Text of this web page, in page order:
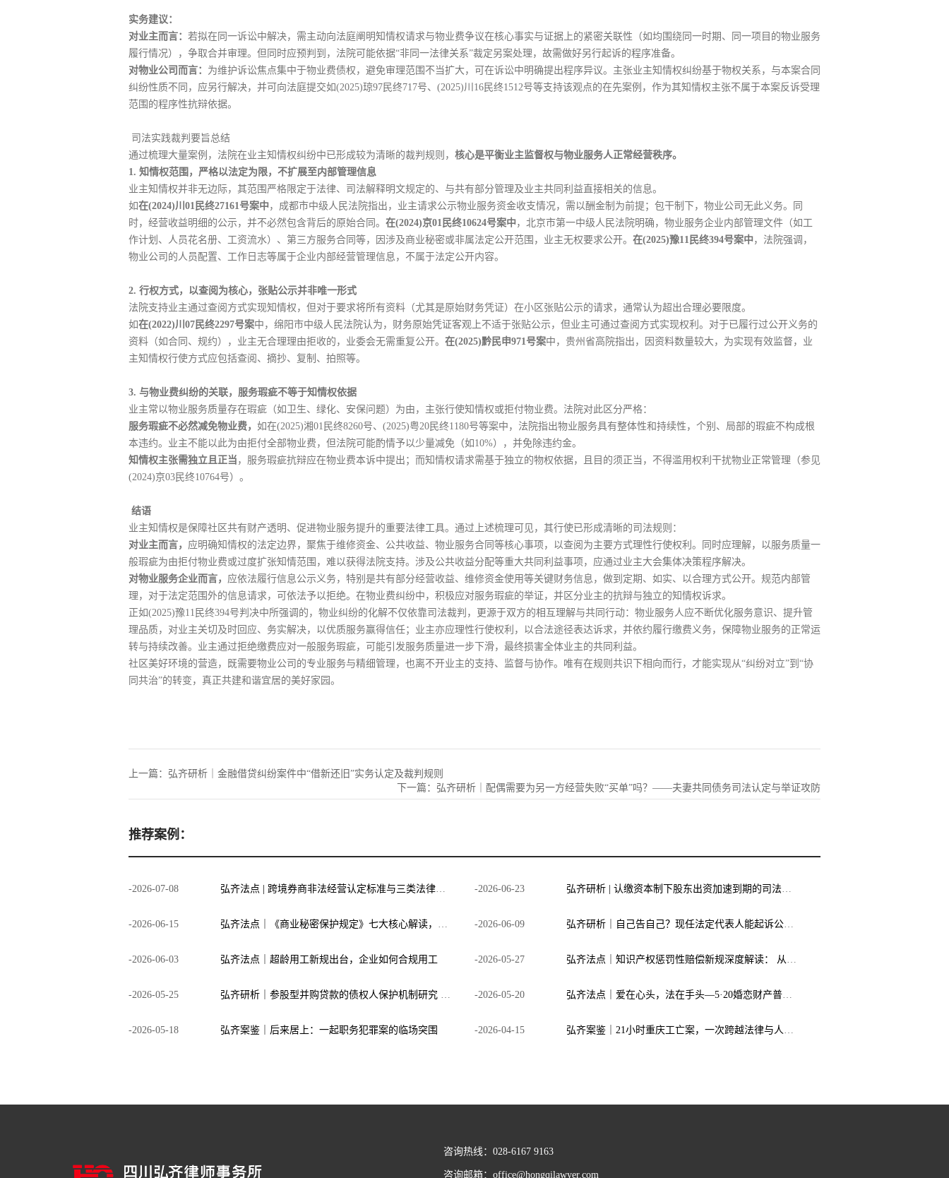
实务建议：
对业主而言： 若拟在同一诉讼中解决，需主动向法庭阐明知情权请求与物业费争议在核心事实与证据上的紧密关联性（如均围绕同一时期、同一项目的物业服务
履行情况），争取合并审理。但同时应预判到，法院可能依据“非同一法律关系”裁定另案处理，故需做好另行起诉的程序准备。
对物业公司而言： 为维护诉讼焦点集中于物业费债权，避免审理范围不当扩大，可在诉讼中明确提出程序异议。主张业主知情权纠纷基于物权关系，与本案合同
纠纷性质不同，应另行解决，并可向法庭提交如(2025)琼97民终717号、(2025)川16民终1512号等支持该观点的在先案例，作为其知情权主张不属于本案反诉受理
范围的程序性抗辩依据。
司法实践裁判要旨总结
通过梳理大量案例，法院在业主知情权纠纷中已形成较为清晰的裁判规则， 核心是平衡业主监督权与物业服务人正常经营秩序。
1. 知情权范围，严格以法定为限，不扩展至内部管理信息
业主知情权并非无边际，其范围严格限定于法律、司法解释明文规定的、与共有部分管理及业主共同利益直接相关的信息。
如在(2024)川01民终27161号案中，成都市中级人民法院指出，业主请求公示物业服务资金收支情况，需以酬金制为前提；包干制下，物业公司无此义务。同
时，经营收益明细的公示，并不必然包含背后的原始合同。 在(2024)京01民终10624号案中，北京市第一中级人民法院明确，物业服务企业内部管理文件（如工
作计划、人员花名册、工资流水）、第三方服务合同等，因涉及商业秘密或非属法定公开范围，业主无权要求公开。 在(2025)豫11民终394号案中，法院强调，
物业公司的人员配置、工作日志等属于企业内部经营管理信息，不属于法定公开内容。
2. 行权方式，以查阅为核心，张贴公示并非唯一形式
法院支持业主通过查阅方式实现知情权，但对于要求将所有资料（尤其是原始财务凭证）在小区张贴公示的请求，通常认为超出合理必要限度。
如在(2022)川07民终2297号案中，绵阳市中级人民法院认为，财务原始凭证客观上不适于张贴公示，但业主可通过查阅方式实现权利。对于已履行过公开义务的
资料（如合同、规约），业主无合理理由拒收的，业委会无需重复公开。 在(2025)黔民申971号案中，贵州省高院指出，因资料数量较大，为实现有效监督，业
主知情权行使方式应包括查阅、摘抄、复制、拍照等。
3. 与物业费纠纷的关联，服务瑕疵不等于知情权依据
业主常以物业服务质量存在瑕疵（如卫生、绿化、安保问题）为由，主张行使知情权或拒付物业费。法院对此区分严格：
服务瑕疵不必然减免物业费， 如在(2025)湘01民终8260号、(2025)粤20民终1180号等案中，法院指出物业服务具有整体性和持续性，个别、局部的瑕疵不构成根
本违约。业主不能以此为由拒付全部物业费，但法院可能酌情予以少量减免（如10%），并免除违约金。
知情权主张需独立且正当 ，服务瑕疵抗辩应在物业费本诉中提出；而知情权请求需基于独立的物权依据，且目的须正当，不得滥用权利干扰物业正常管理（参见
(2024)京03民终10764号）。
结语
业主知情权是保障社区共有财产透明、促进物业服务提升的重要法律工具。通过上述梳理可见，其行使已形成清晰的司法规则：
对业主而言， 应明确知情权的法定边界，聚焦于维修资金、公共收益、物业服务合同等核心事项，以查阅为主要方式理性行使权利。同时应理解，以服务质量一
般瑕疵为由拒付物业费或过度扩张知情范围，难以获得法院支持。涉及公共收益分配等重大共同利益事项，应通过业主大会集体决策程序解决。
对物业服务企业而言， 应依法履行信息公示义务，特别是共有部分经营收益、维修资金使用等关键财务信息，做到定期、如实、以合理方式公开。规范内部管
理，对于法定范围外的信息请求，可依法予以拒绝。在物业费纠纷中，积极应对服务瑕疵的举证，并区分业主的抗辩与独立的知情权诉求。
正如(2025)豫11民终394号判决中所强调的，物业纠纷的化解不仅依靠司法裁判，更源于双方的相互理解与共同行动：物业服务人应不断优化服务意识、提升管
理品质，对业主关切及时回应、务实解决，以优质服务赢得信任；业主亦应理性行使权利，以合法途径表达诉求，并依约履行缴费义务，保障物业服务的正常运
转与持续改善。业主通过拒绝缴费应对一般服务瑕疵，可能引发服务质量进一步下滑，最终损害全体业主的共同利益。
社区美好环境的营造，既需要物业公司的专业服务与精细管理，也离不开业主的支持、监督与协作。唯有在规则共识下相向而行，才能实现从“纠纷对立”到“协
同共治”的转变，真正共建和谐宜居的美好家园。
上一篇： 弘齐研析｜金融借贷纠纷案件中“借新还旧”实务认定及裁判规则
下一篇： 弘齐研析｜配偶需要为另一方经营失败“买单”吗？——夫妻共同债务司法认定与举证攻防
推荐案例：
-2026-07-08 -2026-06-23
-2026-06-15 -2026-06-09
-2026-06-03 弘齐法点｜超龄用工新规出台，企业如何合规用工 -2026-05-27
-2026-05-25 -2026-05-20
-2026-05-18 弘齐案鉴｜后来居上：一起职务犯罪案的临场突围 -2026-04-15
咨询热线：028-6167 9163
咨询邮箱：office@hongqilawyer.com